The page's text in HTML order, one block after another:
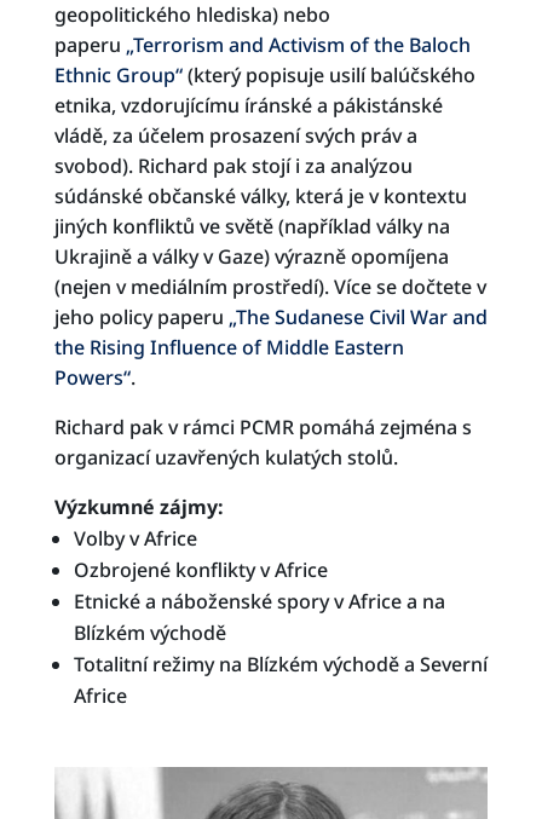
geopolitického hlediska) nebo
paperu „Terrorism and Activism of the Baloch
Ethnic Group“(který popisuje usilí balúčského
etnika, vzdorujícímu íránské a pákistánské
vládě, za účelem prosazení svých práv a
svobod). Richard pak stojí i za analýzou
súdánské občanské války, která je v kontextu
jiných konfliktů ve světě (například války na
Ukrajině a války v Gaze) výrazně opomíjena
(nejen v mediálním prostředí). Více se dočtete v
jeho policy paperu „The Sudanese Civil War and
the Rising Influence of Middle Eastern
Powers“.
Richard pak v rámci PCMR pomáhá zejména s
organizací uzavřených kulatých stolů.
Výzkumné zájmy:
Volby v Africe
Ozbrojené konflikty v Africe
Etnické a náboženské spory v Africe a na
Blízkém východě
Totalitní režimy na Blízkém východě a Severní
Africe